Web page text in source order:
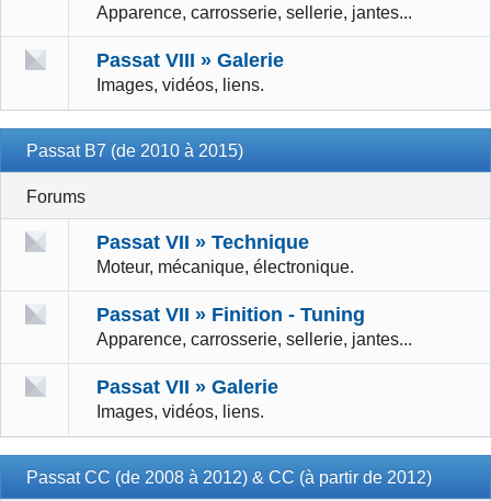
Apparence, carrosserie, sellerie, jantes...
Passat VIII » Galerie
Images, vidéos, liens.
Passat B7 (de 2010 à 2015)
Forums
Passat VII » Technique
Moteur, mécanique, électronique.
Passat VII » Finition - Tuning
Apparence, carrosserie, sellerie, jantes...
Passat VII » Galerie
Images, vidéos, liens.
Passat CC (de 2008 à 2012) & CC (à partir de 2012)